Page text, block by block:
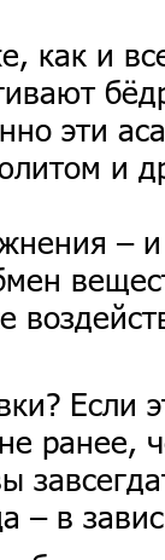
как и
эти
и
–
Если
ранее,
– в